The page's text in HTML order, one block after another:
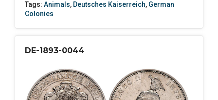
Tags: Animals, Deutsches Kaiserreich, German
Colonies
DE-1893-0044